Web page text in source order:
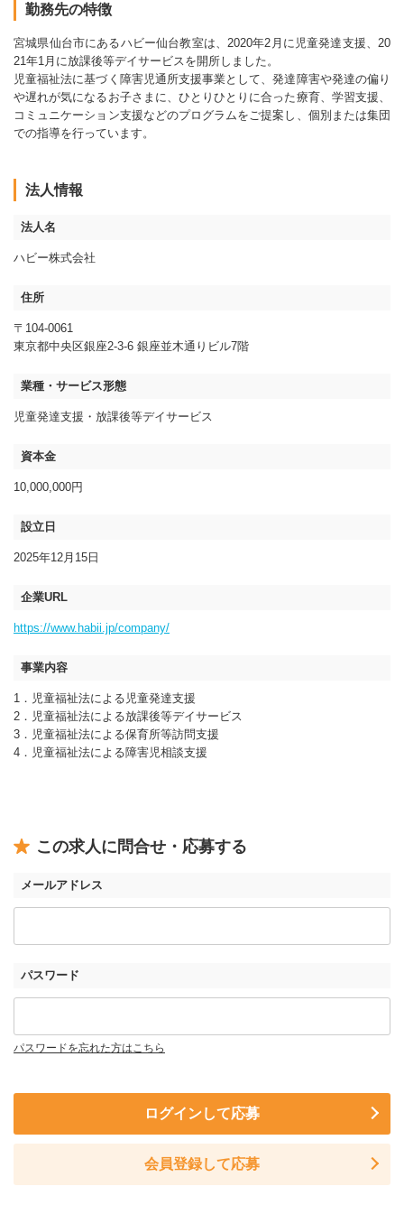
勤務先の特徴
宮城県仙台市にあるハビー仙台教室は、2020年2月に児童発達支援、20
21年1月に放課後等デイサービスを開所しました。
児童福祉法に基づく障害児通所支援事業として、発達障害や発達の偏り
や遅れが気になるお子さまに、ひとりひとりに合った療育、学習支援、
コミュニケーション支援などのプログラムをご提案し、個別または集団
での指導を行っています。
法人情報
法人名
ハビー株式会社
住所
〒104-0061
東京都中央区銀座2-3-6 銀座並木通りビル7階
業種・サービス形態
児童発達支援・放課後等デイサービス
資本金
10,000,000円
設立日
2025年12月15日
企業URL
https://www.habii.jp/company/
事業内容
1．児童福祉法による児童発達支援
2．児童福祉法による放課後等デイサービス
3．児童福祉法による保育所等訪問支援
4．児童福祉法による障害児相談支援
この求人に問合せ・応募する
メールアドレス
パスワード
パスワードを忘れた方はこちら
ログインして応募
会員登録して応募